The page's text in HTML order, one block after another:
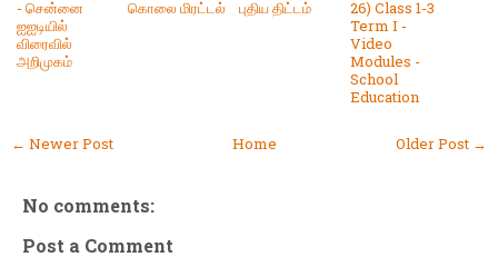
- சென்னை
ஐஐடியில்
விரைவில்
அறிமுகம்
கொலை மிரட்டல்
புதிய திட்டம்
26) Class 1-3
Term I -
Video
Modules -
School
Education
← Newer Post Older Post →
Home
No comments:
Post a Comment